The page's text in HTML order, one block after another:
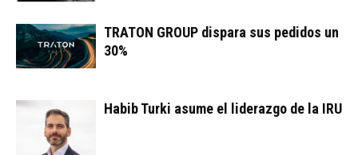
TRATON GROUP dispara sus pedidos un
30%
Habib Turki asume el liderazgo de la IRU